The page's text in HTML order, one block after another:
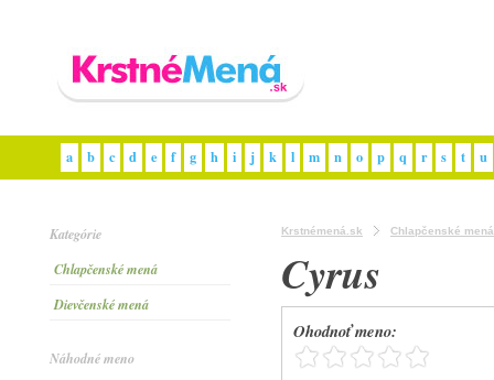
a b c d e f g h i j k l m n o p q r s t u
Kategórie
Chlapčenské mená
Dievčenské mená
Náhodné meno
Krstnémená.sk Chlapčenské mená
Cyrus
Ohodnoť meno: